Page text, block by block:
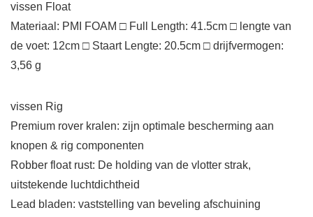
vissen Float
Materiaal: PMI FOAM □ Full Length: 41.5cm □ lengte van
de voet: 12cm □ Staart Lengte: 20.5cm □ drijfvermogen:
3,56 g
vissen Rig
Premium rover kralen: zijn optimale bescherming aan
knopen & rig componenten
Robber float rust: De holding van de vlotter strak,
uitstekende luchtdichtheid
Lead bladen: vaststelling van beveling afschuining